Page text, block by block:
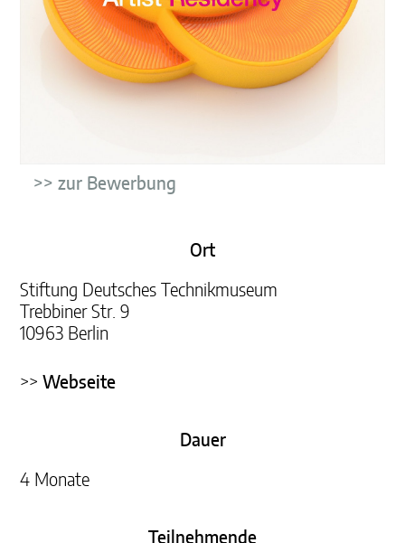
>> zur Bewerbung
Ort
Stiftung Deutsches Technikmuseum
Trebbiner Str. 9
10963 Berlin
>> Webseite
Dauer
4 Monate
Teilnehmende